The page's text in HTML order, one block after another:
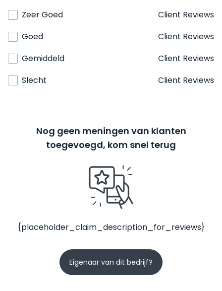
Zeer Goed
Client Reviews
Goed
Client Reviews
Gemiddeld
Client Reviews
Slecht
Client Reviews
Nog geen meningen van klanten
toegevoegd, kom snel terug
{placeholder_claim_description_for_reviews}
Eigenaar van dit bedrijf?